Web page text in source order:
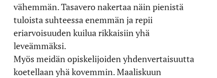
vähemmän. Tasavero nakertaa näin pienistä
tuloista suhteessa enemmän ja repii
eriarvoisuuden kuilua rikkaisiin yhä
leveämmäksi.
Myös meidän opiskelijoiden yhdenvertaisuutta
koetellaan yhä kovemmin. Maaliskuun